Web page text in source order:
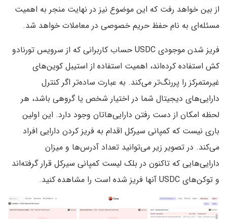
از بین خواهد رفت که این موضوع نیز در نهایت منجر به اهمیت
مسئله‌ای به نام حفظ حریم خصوصی در معاملات خواهد شد.
فریز شدن موجودی USDC حساب کاربرانی که از سرویس تورنادو
کش استفاده کرده‌اند، اهمیت استفاده از استیبل کوین‌های
غیرمتمرکز را پر‌رنگ‌تر می‌کند. به عبارت ساده‌تر اگر کنترل
دارایی‌های دیجیتال شما در اختیار شخص یا گروهی باشد، هر
لحظه امکان از دست رفتن دارایی‌هاتان وجود دارد. این اولین
باری نیست که کمپانی سیرکل اقدام به فریز کردن دارایی افراد
می‌کند. در تصویر زیر می‌توانید تعداد آدرس‌ها و میزان
دارایی‌هایی که تا‌کنون در بلک لیست کمپانی سیرکل قرار گرفته‌اند
و توکن‌های USDC آنها فریز شده است را مشاهده کنید.